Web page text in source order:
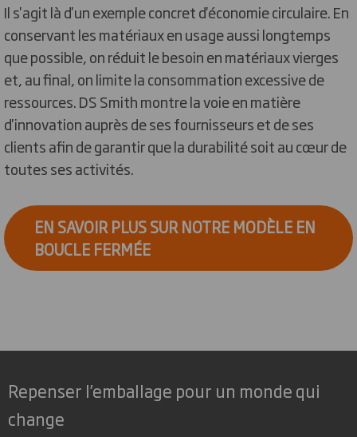
Il s'agit là d'un exemple concret d'économie circulaire. En
conservant les matériaux en usage aussi longtemps
que possible, on réduit le besoin en matériaux vierges
et, au final, on limite la consommation excessive de
ressources. DS Smith montre la voie en matière
d'innovation auprès de ses fournisseurs et de ses
clients afin de garantir que la durabilité soit au cœur de
toutes ses activités.
EN SAVOIR PLUS SUR NOTRE MODÈLE EN
BOUCLE FERMÉE
Repenser l’emballage pour un monde qui
change